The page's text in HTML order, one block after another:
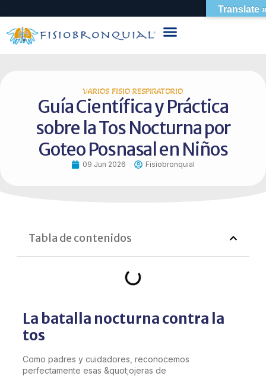
VARIOS FISIO RESPIRATORIO
Guía Científica y Práctica
sobre la Tos Nocturna por
Goteo Posnasal en Niños
09 Jun 2026 Fisiobronquial
Tabla de contenidos
La batalla nocturna contra la
tos
Como padres y cuidadores, reconocemos
perfectamente esas &quot;ojeras de
Translate